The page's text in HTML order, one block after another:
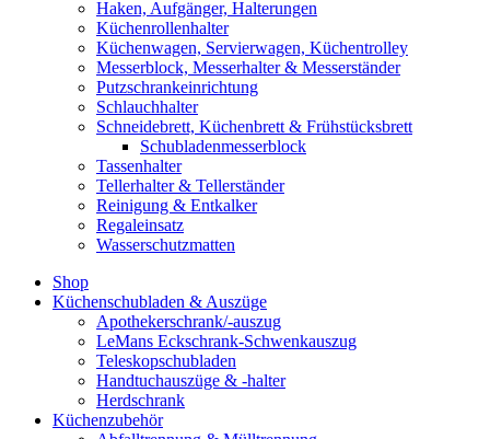
Haken, Aufgänger, Halterungen
Küchenrollenhalter
Küchenwagen, Servierwagen, Küchentrolley
Messerblock, Messerhalter & Messerständer
Putzschrankeinrichtung
Schlauchhalter
Schneidebrett, Küchenbrett & Frühstücksbrett
Schubladenmesserblock
Tassenhalter
Tellerhalter & Tellerständer
Reinigung & Entkalker
Regaleinsatz
Wasserschutzmatten
Shop
Küchenschubladen & Auszüge
Apothekerschrank/-auszug
LeMans Eckschrank-Schwenkauszug
Teleskopschubladen
Handtuchauszüge & -halter
Herdschrank
Küchenzubehör